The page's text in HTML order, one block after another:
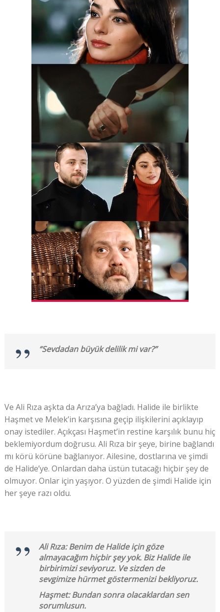
“Sevdadan büyük delilik mi var?”
Ve Ali Rıza aşkta da Arıza’ya bağladı. Halide ile birlikte
Haşmet ve Melek’in karşısına geçip ilişkilerini açıklayıp
onay istediler. Açıkçası Haşmet’in restine karşılık bunu hiç
beklemiyordum doğrusu. Ali Rıza bir şeye, birine bağlandı
mı körü körüne bağlanıyor. Ailesine, dostlarına ve şimdi
de Halide’ye. Onlardan daha üstün tutacağı hiçbir şey de
olmuyor. Onlar için yaşıyor. O yüzden de şimdi Halide için
her şeye razı oldu.
Ali Rıza: Benim de Halide için göze
almayacağım hiçbir şey yok. Biz Halide ile
birbirimizi seviyoruz. Ve sizden de
sevgimize hürmet göstermenizi bekliyoruz.
Haşmet: Bundan sonra olacaklardan sen
sorumlusun.